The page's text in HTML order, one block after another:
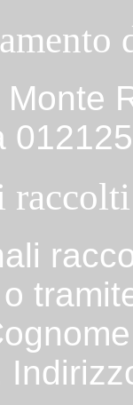
raccolti